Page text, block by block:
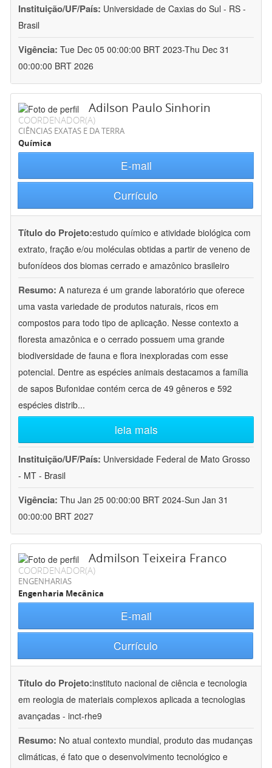
Instituição/UF/País: Universidade de Caxias do Sul - RS -
Brasil
Vigência: Tue Dec 05 00:00:00 BRT 2023-Thu Dec 31
00:00:00 BRT 2026
Adilson Paulo Sinhorin
COORDENADOR(A)
CIÊNCIAS EXATAS E DA TERRA
Química
E-mail
Currículo
Título do Projeto:estudo químico e atividade biológica com
extrato, fração e/ou moléculas obtidas a partir de veneno de
bufonídeos dos biomas cerrado e amazônico brasileiro
Resumo: A natureza é um grande laboratório que oferece
uma vasta variedade de produtos naturais, ricos em
compostos para todo tipo de aplicação. Nesse contexto a
floresta amazônica e o cerrado possuem uma grande
biodiversidade de fauna e flora inexploradas com esse
potencial. Dentre as espécies animais destacamos a família
de sapos Bufonidae contém cerca de 49 gêneros e 592
espécies distrib...
leia mais
Instituição/UF/País: Universidade Federal de Mato Grosso
- MT - Brasil
Vigência: Thu Jan 25 00:00:00 BRT 2024-Sun Jan 31
00:00:00 BRT 2027
Admilson Teixeira Franco
COORDENADOR(A)
ENGENHARIAS
Engenharia Mecânica
E-mail
Currículo
Título do Projeto:instituto nacional de ciência e tecnologia
em reologia de materiais complexos aplicada a tecnologias
avançadas - inct-rhe9
Resumo: No atual contexto mundial, produto das mudanças
climáticas, é fato que o desenvolvimento tecnológico e